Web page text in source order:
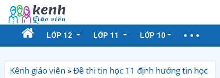
LỚP 12 LỚP 11 LỚP 10
Kênh giáo viên »Đề thi tin học 11 định hướng tin học